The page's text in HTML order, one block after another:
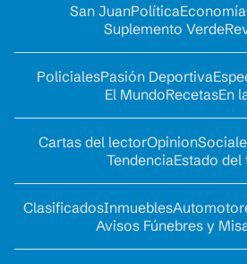
San JuanPolíticaEconomía
Suplemento Verde
PolicialesPasión Deportiva
El MundoRecetasEn
Cartas del lectorOpinion
TendenciaEstado del
ClasificadosInmuebles
Avisos Fúnebres y